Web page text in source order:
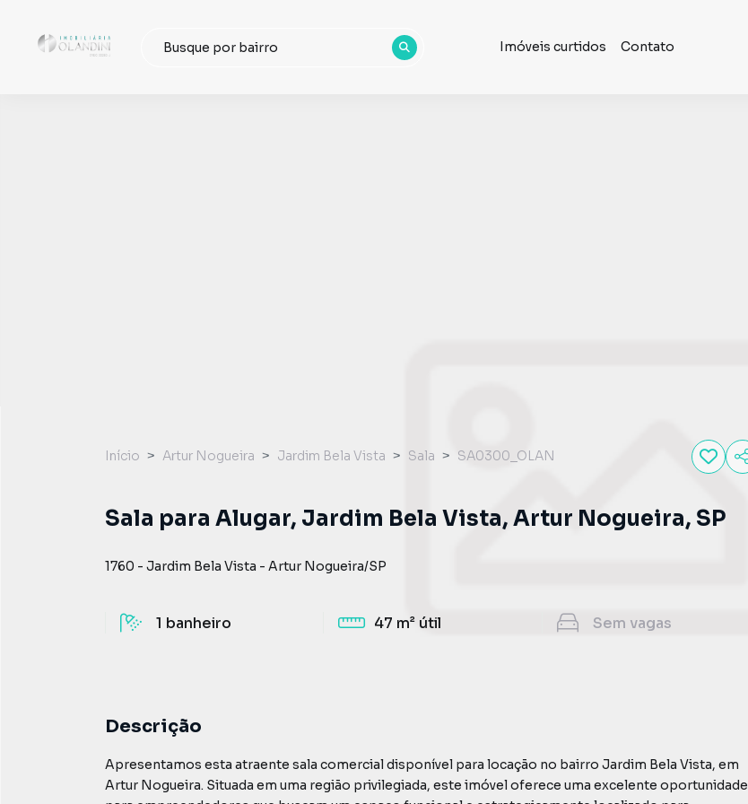
Imóveis curtidos Contato
Início Artur Nogueira Jardim Bela Vista Sala SA0300_OLAN
Sala para Alugar, Jardim Bela Vista, Artur Nogueira, SP
1760 - Jardim Bela Vista - Artur Nogueira/SP
1 banheiro 47 m² útil Sem vagas
Descrição
Apresentamos esta atraente sala comercial disponível para locação no bairro Jardim Bela Vista, em
Artur Nogueira. Situada em uma região privilegiada, este imóvel oferece uma excelente oportunidade